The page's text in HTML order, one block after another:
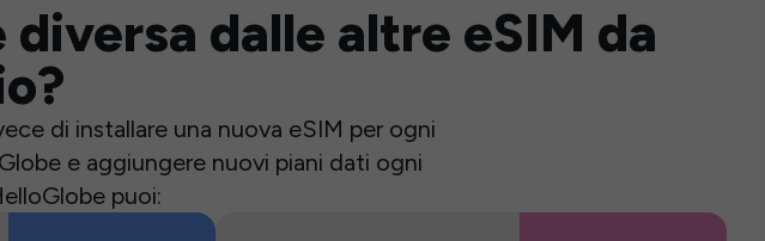
dalle altre eSIM da
di installare una nuova eSIM per ogni
e aggiungere nuovi piani dati ogni
puoi: